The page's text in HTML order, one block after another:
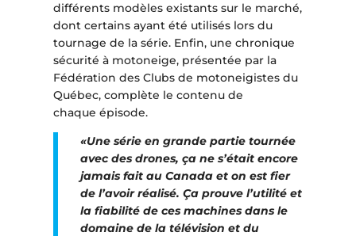
différents modèles existants sur le marché,
dont certains ayant été utilisés lors du
tournage de la série. Enfin, une chronique
sécurité à motoneige, présentée par la
Fédération des Clubs de motoneigistes du
Québec, complète le contenu de
chaque épisode.
«Une série en grande partie tournée
avec des drones, ça ne s’était encore
jamais fait au Canada et on est fier
de l’avoir réalisé. Ça prouve l’utilité et
la fiabilité de ces machines dans le
domaine de la télévision et du